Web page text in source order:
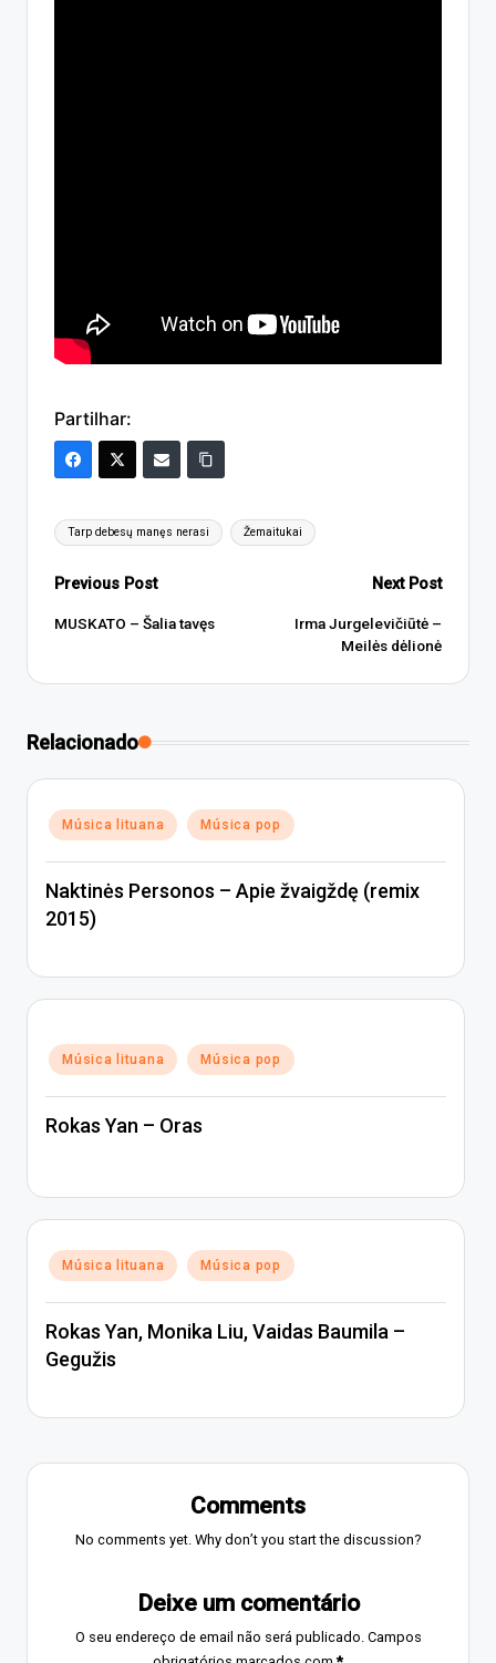
Partilhar:
Tags:
Tarp debesų manęs nerasi Žemaitukai
Post
navigation
Previous Post
MUSKATO – Šalia tavęs
Next Post
Irma Jurgelevičiūtė –
Meilės dėlionė
Relacionado
Posted
in
Música lituana Música pop
Naktinės Personos – Apie žvaigždę (remix
2015)
Posted
in
Música lituana Música pop
Rokas Yan – Oras
Posted
in
Música lituana Música pop
Rokas Yan, Monika Liu, Vaidas Baumila –
Gegužis
Comments
No comments yet. Why don’t you start the discussion?
Deixe um comentário
O seu endereço de email não será publicado. Campos